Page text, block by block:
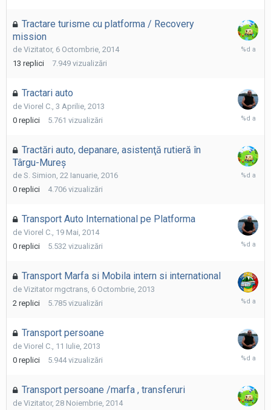
Tractare turisme cu platforma / Recovery
mission
de Vizitator, 6 Octombrie, 2014
13 replici 7.949 vizualizări
28
Tractari auto
de Viorel C., 3 Aprilie, 2013
0 replici 5.761 vizualizări
3
Tractări auto, depanare, asistenţă rutieră în
Târgu-Mureş
de S. Simion, 22 Ianuarie, 2016
0 replici 4.706 vizualizări
22
Transport Auto International pe Platforma
de Viorel C., 19 Mai, 2014
0 replici 5.532 vizualizări
19
Transport Marfa si Mobila intern si international
de Vizitator mgctrans, 6 Octombrie, 2013
2 replici 5.785 vizualizări
8
Transport persoane
de Viorel C., 11 Iulie, 2013
0 replici 5.944 vizualizări
11
Transport persoane /marfa , transferuri
de Vizitator, 28 Noiembrie, 2014